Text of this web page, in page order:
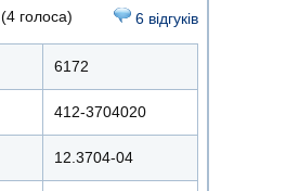
(4 голоса) 6 відгуків
6172
412-3704020
12.3704-04